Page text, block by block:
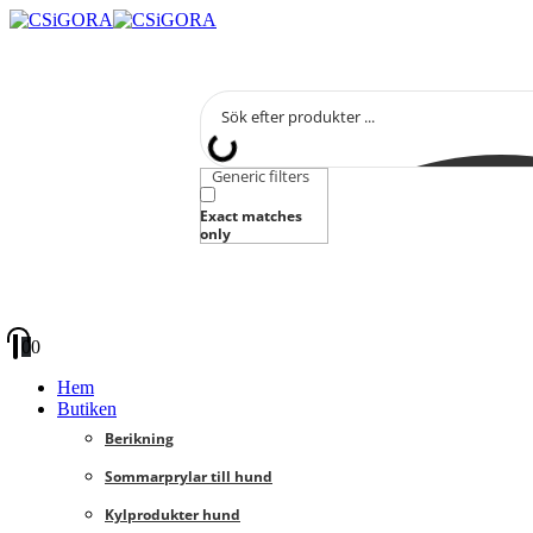
Generic filters
Exact matches
only
00
Hem
Butiken
Berikning
Sommarprylar till hund
Kylprodukter hund